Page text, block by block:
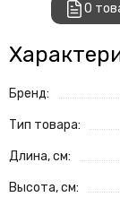
О
Бренд:
Тип товара:
Длина, см:
Высота, см: